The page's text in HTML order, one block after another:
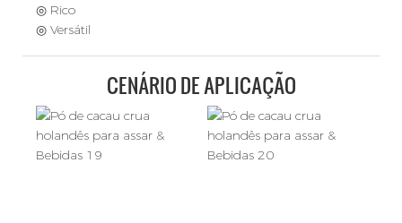
◎ Rico
◎ Versátil
CENÁRIO DE APLICAÇÃO